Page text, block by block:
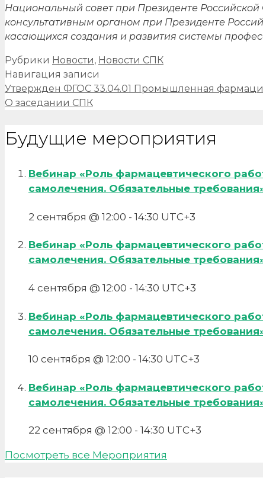
Национальный совет при Президенте
консультативным органом при Президенте
касающихся создания и развития системы
Рубрики Новости, Новости СПК
Навигация записи
Утвержден ФГОС 33.04.01 Промышленная
О заседании СПК
Будущие мероприятия
Вебинар «Роль фармацевтического
самолечения. Обязательные
2 сентября @ 12:00 - 14:30 UTC+3
Вебинар «Роль фармацевтического
самолечения. Обязательные
4 сентября @ 12:00 - 14:30 UTC+3
Вебинар «Роль фармацевтического
самолечения. Обязательные
10 сентября @ 12:00 - 14:30 UTC+3
Вебинар «Роль фармацевтического
самолечения. Обязательные
22 сентября @ 12:00 - 14:30 UTC+3
Посмотреть все Мероприятия